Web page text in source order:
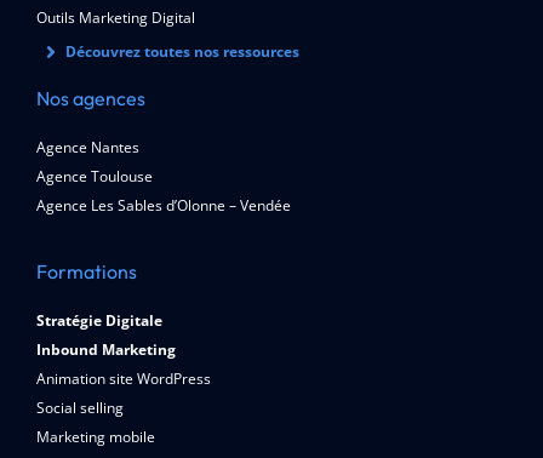
Outils Marketing Digital
Découvrez toutes nos ressources
Nos agences
Agence Nantes
Agence Toulouse
Agence Les Sables d’Olonne – Vendée
Formations
Stratégie Digitale
Inbound Marketing
Animation site WordPress
Social selling
Marketing mobile